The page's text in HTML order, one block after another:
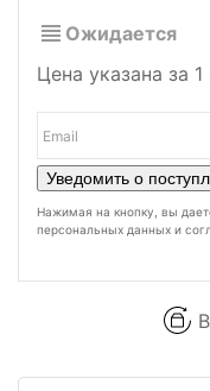
Цена указана за
Ожидается
Уведомить о
Нажимая на кнопку, вы
персональных данных и